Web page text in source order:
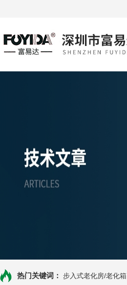
热门关键词： 步入式老化房/老化箱